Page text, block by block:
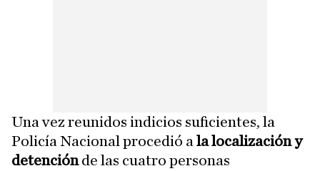
Una vez reunidos indicios suficientes, la
Policía Nacional procedió a la localización y
detenciónde las cuatro personas